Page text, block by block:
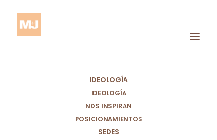
IDEOLOGÍA
IDEOLOGÍA
NOS INSPIRAN
POSICIONAMIENTOS
SEDES